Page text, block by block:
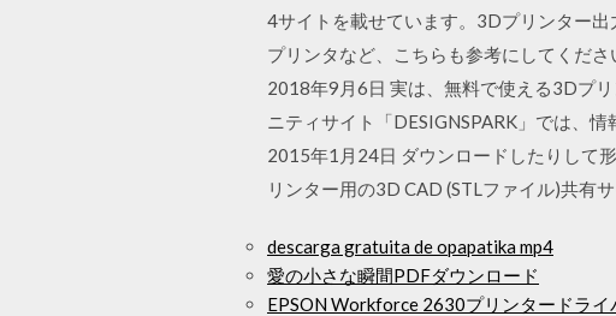
4サイトを載せています。3Dプリンター
プリンタなど、こちらも参考にしてくだ
2018年9月6日 実は、無料で使える3Dプ
ニティサイト「DESIGNSPARK」では、
2015年1月24日 ダウンロードしたりして
リンター用の3D CAD (STLファイル)共有
descarga gratuita de opapatika mp4
愛の小さな瞬間PDFダウンロード
EPSON Workforce 2630プリンタードラ